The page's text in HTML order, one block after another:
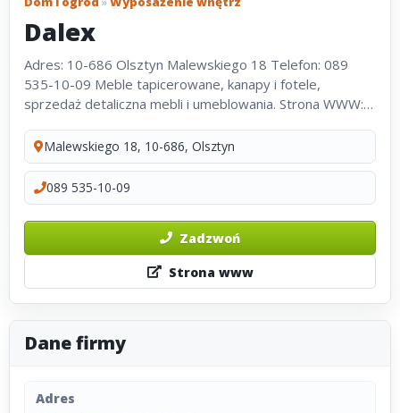
Dalex
Adres: 10-686 Olsztyn Malewskiego 18 Telefon: 089
535-10-09 Meble tapicerowane, kanapy i fotele,
sprzedaż detaliczna mebli i umeblowania. Strona WWW:
Malewskiego 18, 10-686, Olsztyn
089 535-10-09
Zadzwoń
Strona www
Dane firmy
Adres